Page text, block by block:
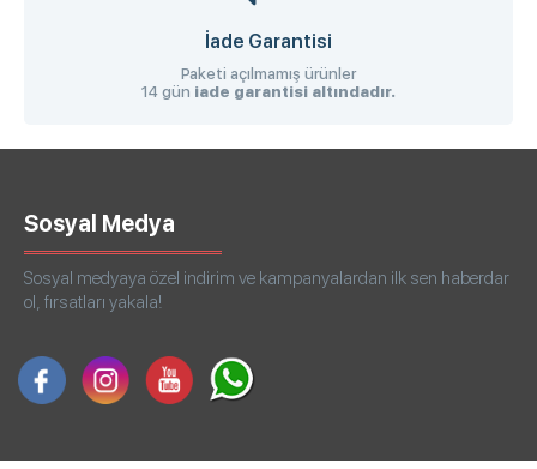
İade Garantisi
Paketi açılmamış ürünler
14 gün iade garantisi altındadır.
Sosyal Medya
Sosyal medyaya özel indirim ve kampanyalardan ilk sen haberdar
ol, fırsatları yakala!